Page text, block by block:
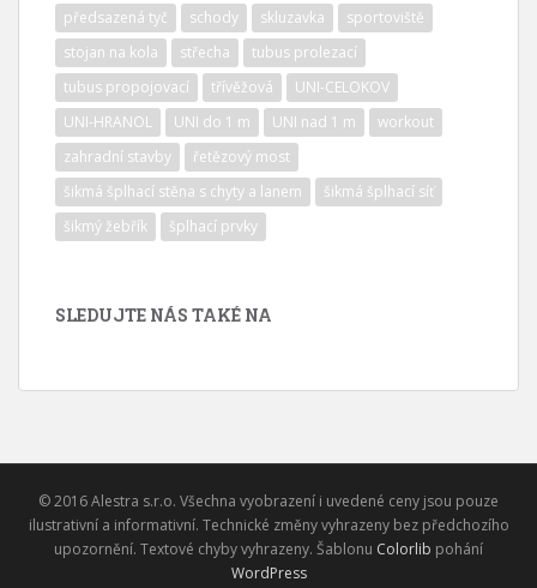
předsazená tyč
schody skluzavka
sportoviště
stojan na kola
střecha
tubus prolezací
tubus propojovací
třívěžová
UNI-CELOKOV
UNI-HRANOL
UNI do 1 m UNI nad 1 m
workout
zahradní stavby
řetězový most
šikmá šplhací stěna s chyty a lanem
šikmá šplhací síť
šikmý žebřík
šplhací prvky
SLEDUJTE NÁS TAKÉ NA
© 2016 Alestra s.r.o. Všechna vyobrazení i uvedené ceny jsou pouze
ilustrativní a informativní. Technické změny vyhrazeny bez předchozího
upozornění. Textové chyby vyhrazeny. Šablonu Colorlib pohání
WordPress